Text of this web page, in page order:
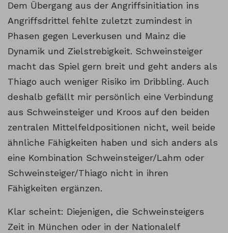
Dem Übergang aus der Angriffsinitiation ins
Angriffsdrittel fehlte zuletzt zumindest in
Phasen gegen Leverkusen und Mainz die
Dynamik und Zielstrebigkeit. Schweinsteiger
macht das Spiel gern breit und geht anders als
Thiago auch weniger Risiko im Dribbling. Auch
deshalb gefällt mir persönlich eine Verbindung
aus Schweinsteiger und Kroos auf den beiden
zentralen Mittelfeldpositionen nicht, weil beide
ähnliche Fähigkeiten haben und sich anders als
eine Kombination Schweinsteiger/Lahm oder
Schweinsteiger/Thiago nicht in ihren
Fähigkeiten ergänzen.
Klar scheint: Diejenigen, die Schweinsteigers
Zeit in München oder in der Nationalelf